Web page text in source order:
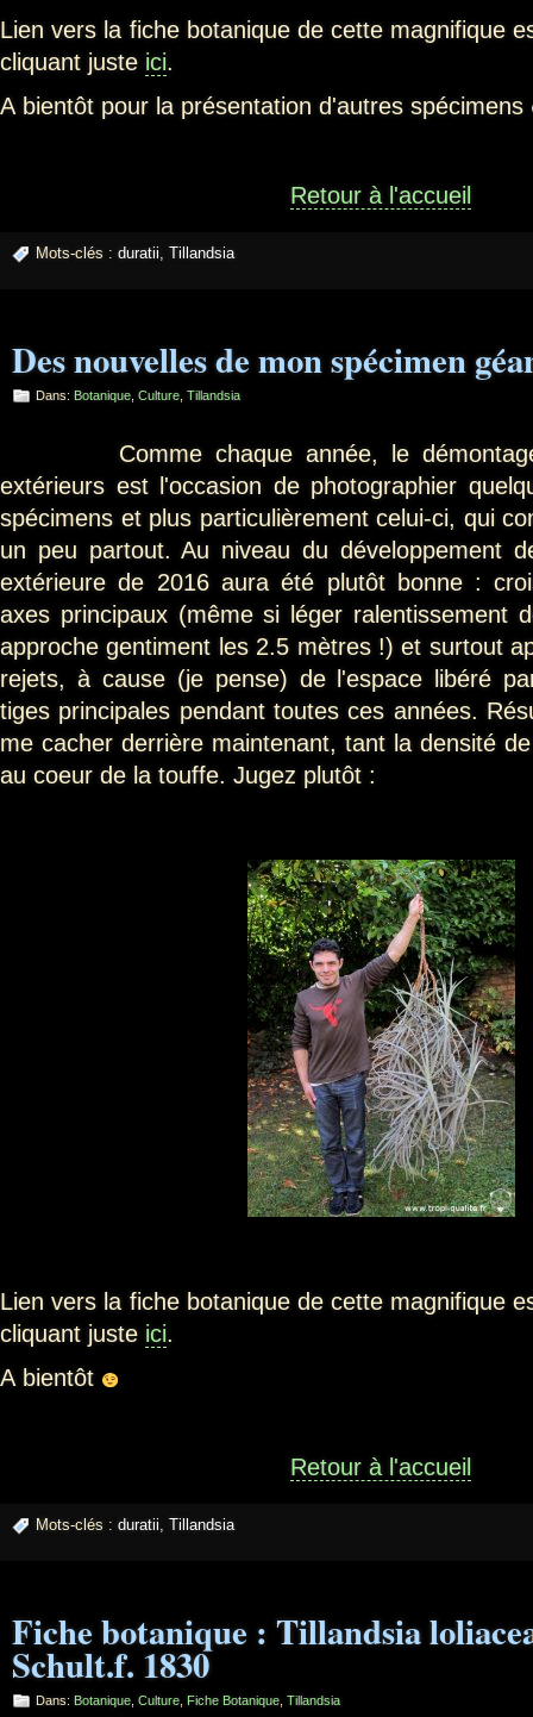
Lien vers la fiche botanique de cette magnifique
cliquant juste ici.
A bientôt pour la présentation d'autres spécimens
Retour à l'accueil
Mots-clés : duratii, Tillandsia
Des nouvelles de mon spécimen
Dans: Botanique Culture Tillandsia
Comme chaque année, le démontage
extérieurs est l'occasion de photographier
spécimens et plus particulièrement celui-ci, qui
un peu partout. Au niveau du développement
extérieure de 2016 aura été plutôt bonne :
axes principaux (même si léger ralentissement
approche gentiment les 2.5 mètres !) et surtout
rejets, à cause (je pense) de l'espace libéré
tiges principales pendant toutes ces années.
me cacher derrière maintenant, tant la densité
au coeur de la touffe. Jugez plutôt :
Lien vers la fiche botanique de cette magnifique
cliquant juste ici.
A bientôt
Retour à l'accueil
Mots-clés : duratii, Tillandsia
Fiche botanique : Tillandsia
Schult.f. 1830
Dans: Botanique Culture Fiche Botanique Tillandsia